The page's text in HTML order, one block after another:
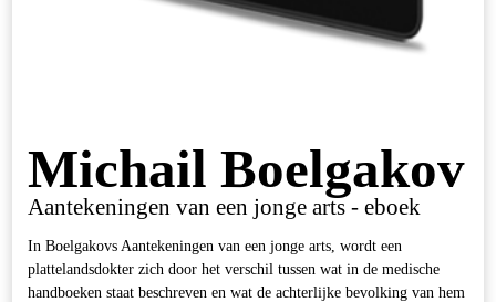
Michail Boelgakov
Aantekeningen van een jonge arts - eboek
In Boelgakovs Aantekeningen van een jonge arts, wordt een
plattelandsdokter zich door het verschil tussen wat in de medische
handboeken staat beschreven en wat de achterlijke bevolking van hem